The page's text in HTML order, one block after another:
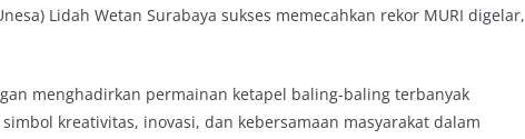
Lidah Wetan Surabaya sukses memecahkan rekor MURI digelar,
menghadirkan permainan ketapel baling-baling terbanyak
kreativitas, inovasi, dan kebersamaan masyarakat dalam